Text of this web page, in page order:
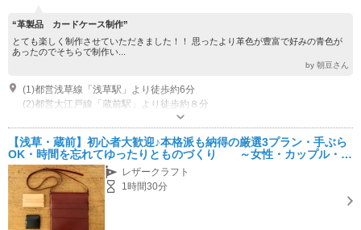
“革製品 カードケース制作”
とても楽しく制作させていただきました！！ 思ったより革色が豊富で好みの青色が
あったのでそちらで制作い...
by 朝豆さん
(1)都営浅草線「浅草駅」より徒歩約6分
(2)都営大江戸線「蔵前駅」より徒歩約８分
オープン：１０：００-１８：００ （土曜・日曜）
【浅草・蔵前】初心者大歓迎♪本格派も納得の厳選3プラン・手ぶら
OK・時間を忘れてゆったりとものづくり ～女性・カップル・フ
ァミリーにおススメ★★★レザークラフト
1時間30分